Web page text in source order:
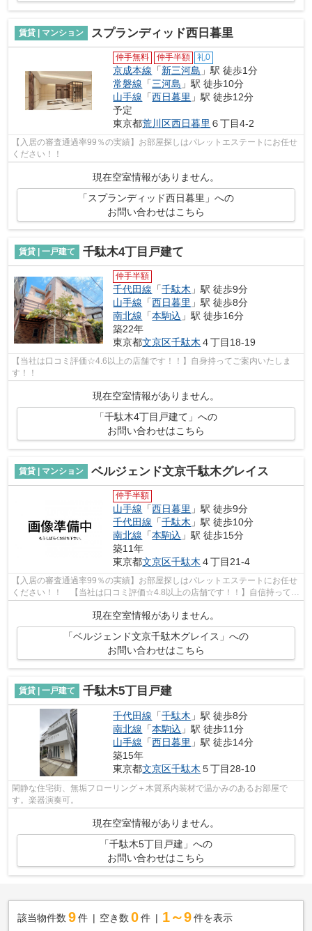
賃貸 | マンション スプランディッド西日暮里
仲手無料 仲手半額 礼0
京成本線 「新三河島 」駅 徒歩1分
常磐線 「三河島 」駅 徒歩10分
山手線 「西日暮里 」駅 徒歩12分
予定
東京都荒川区西日暮里 ６丁目4-2
【入居の審査通過率99％の実績】お部屋探しはパレットエステートにお任せ
ください！！
現在空室情報がありません。
「スプランディッド西日暮里」への
お問い合わせはこちら
賃貸 | 一戸建て 千駄木4丁目戸建て
仲手半額
千代田線 「千駄木 」駅 徒歩9分
山手線 「西日暮里 」駅 徒歩8分
南北線 「本駒込 」駅 徒歩16分
築22年
東京都文京区千駄木 ４丁目18-19
【当社は口コミ評価☆4.6以上の店舗です！！】自身持ってご案内いたしま
す！！
現在空室情報がありません。
「千駄木4丁目戸建て」への
お問い合わせはこちら
賃貸 | マンション ベルジェンド文京千駄木グレイス
仲手半額
山手線 「西日暮里 」駅 徒歩9分
千代田線 「千駄木 」駅 徒歩10分
南北線 「本駒込 」駅 徒歩15分
築11年
東京都文京区千駄木 ４丁目21-4
【入居の審査通過率99％の実績】お部屋探しはパレットエステートにお任せ
ください！！ 【当社は口コミ評価☆4.8以上の店舗です！！】自信持ってご
案内いたします！！
現在空室情報がありません。
「ベルジェンド文京千駄木グレイス」への
お問い合わせはこちら
賃貸 | 一戸建て 千駄木5丁目戸建
千代田線 「千駄木 」駅 徒歩8分
南北線 「本駒込 」駅 徒歩11分
山手線 「西日暮里 」駅 徒歩14分
築15年
東京都文京区千駄木 ５丁目28-10
閑静な住宅街、無垢フローリング＋木質系内装材で温かみのあるお部屋で
す。楽器演奏可。
現在空室情報がありません。
「千駄木5丁目戸建」への
お問い合わせはこちら
該当物件数 9件 空き数 0 件 1～9 件を表示